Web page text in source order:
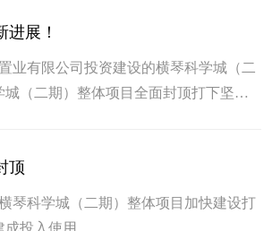
展！
业有限公司投资建设的横琴科学城（二
（二期）整体项目全面封顶打下坚实
顶
琴科学城（二期）整体项目加快建设打
投入使用。